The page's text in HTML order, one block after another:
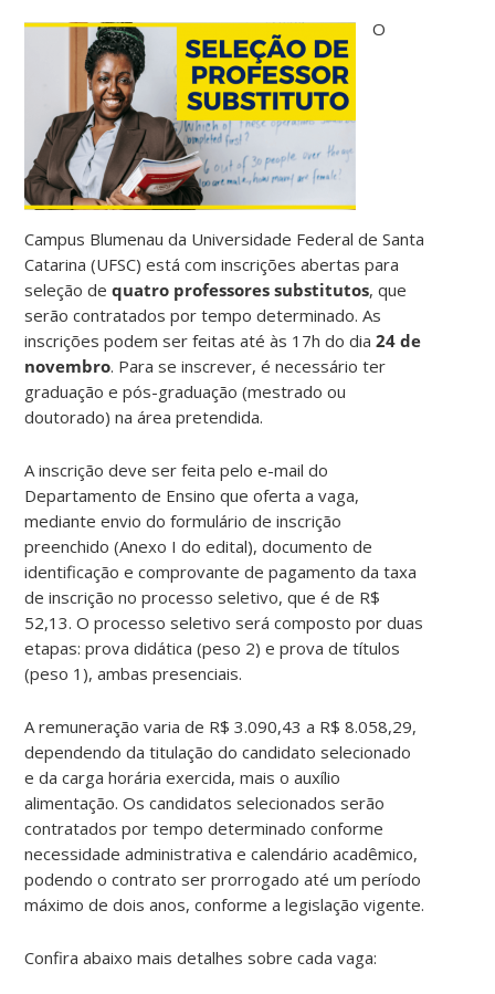
O
Campus Blumenau da Universidade Federal de Santa
Catarina (UFSC) está com inscrições abertas para
seleção dequatro professores substitutos, que
serão contratados por tempo determinado. As
inscrições podem ser feitas até às 17h do dia24 de
novembro. Para se inscrever, é necessário ter
graduação e pós-graduação (mestrado ou
doutorado) na área pretendida.
A inscrição deve ser feita pelo e-mail do
Departamento de Ensino que oferta a vaga,
mediante envio do formulário de inscrição
preenchido (Anexo I do edital), documento de
identificação e comprovante de pagamento da taxa
de inscrição no processo seletivo, que é de R$
52,13. O processo seletivo será composto por duas
etapas: prova didática (peso 2) e prova de títulos
(peso 1), ambas presenciais.
A remuneração varia de R$ 3.090,43 a R$ 8.058,29,
dependendo da titulação do candidato selecionado
e da carga horária exercida, mais o auxílio
alimentação. Os candidatos selecionados serão
contratados por tempo determinado conforme
necessidade administrativa e calendário acadêmico,
podendo o contrato ser prorrogado até um período
máximo de dois anos, conforme a legislação vigente.
Confira abaixo mais detalhes sobre cada vaga: